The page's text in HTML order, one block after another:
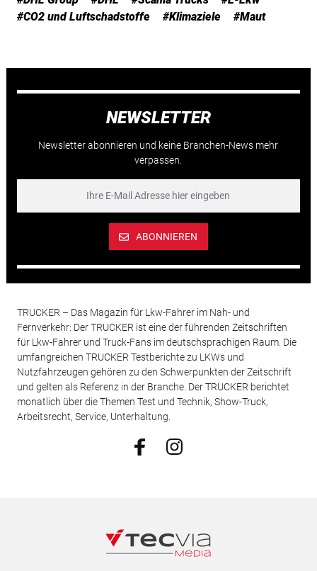
#CO2 und Luftschadstoffe
#Klimaziele #Maut
NEWSLETTER
Newsletter abonnieren und keine Branchen-News mehr
verpassen.
ABONNIEREN
TRUCKER – Das Magazin für Lkw-Fahrer im Nah- und
Fernverkehr: Der TRUCKER ist eine der führenden Zeitschriften
für Lkw-Fahrer und Truck-Fans im deutschsprachigen Raum. Die
umfangreichen TRUCKER Testberichte zu LKWs und
Nutzfahrzeugen gehören zu den Schwerpunkten der Zeitschrift
und gelten als Referenz in der Branche. Der TRUCKER berichtet
monatlich über die Themen Test und Technik, Show-Truck,
Arbeitsrecht, Service, Unterhaltung.